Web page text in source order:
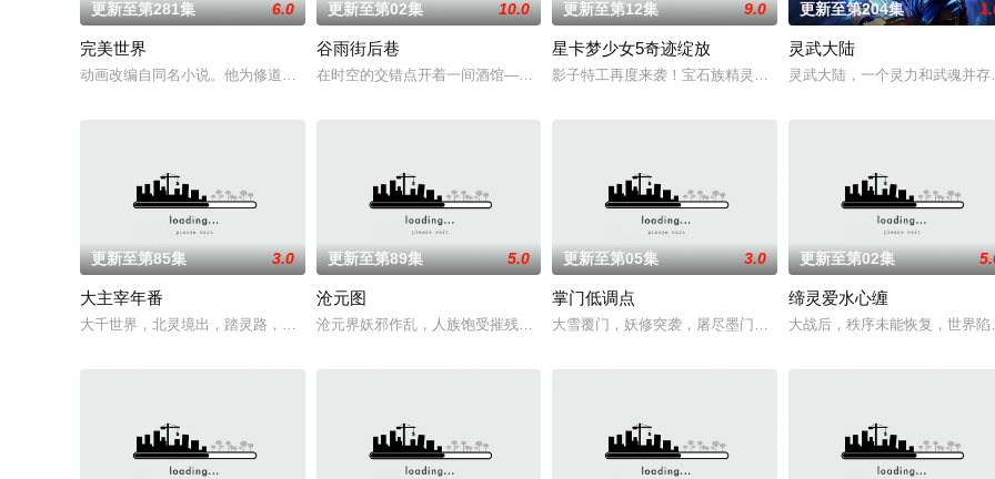
更新至第281集 6.0
完美世界
动画改编自同名小说。他为修道而生，为应劫而至，他身化亿万血雨，洒落万古岁月，经历无数时空的熬炼，岁月长河
更新至第02集 10.0
谷雨街后巷
在时空的交错点开着一间酒馆——谷雨街后巷。 无论城市的角落，还是繁星坠落的荒漠， 穿过现实的迷宫
更新至第12集 9.0
星卡梦少女5奇迹绽放
影子特工再度来袭！宝石族精灵竟然成了关键所在！东方桃子与伙伴
更新至第204集
灵武大陆
灵武大陆，一个灵力和武魂并
更新至第85集 3.0
大主宰年番
大千世界，北灵境出，踏灵路，伐罗天，剑斩诛邪永定乾坤，万道争锋吾为主率! 天蚕土豆内容监制，爱奇艺全网独
更新至第89集 5.0
沧元图
沧元界妖邪作乱，人族饱受摧残，主角孟川自小立下为母复仇的誓言，以镜湖道院为起点，凭借坚毅无畏的
更新至第05集 3.0
掌门低调点
大雪覆门，妖修突袭，屠尽墨门，少年路朝歌痛失至亲，绝境之中觉
更新至第02集
缔灵爱水心缠
大战后，秩序未能恢复，世界